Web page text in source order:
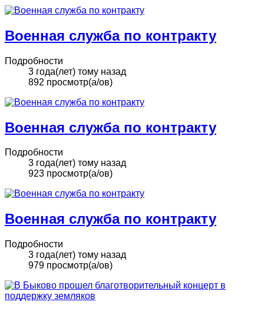
Военная служба по контракту
Подробности
3 года(лет) тому назад
892 просмотр(а/ов)
Военная служба по контракту
Подробности
3 года(лет) тому назад
923 просмотр(а/ов)
Военная служба по контракту
Подробности
3 года(лет) тому назад
979 просмотр(а/ов)